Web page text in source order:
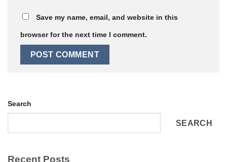
Save my name, email, and website in this
browser for the next time I comment.
Search
SEARCH
Recent Posts